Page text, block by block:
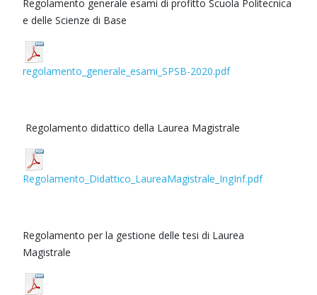
Regolamento generale esami di profitto Scuola Politecnica
e delle Scienze di Base
regolamento_generale_esami_SPSB-2020.pdf
Regolamento didattico della Laurea Magistrale
Regolamento_Didattico_LaureaMagistrale_IngInf.pdf
Regolamento per la gestione delle tesi di Laurea
Magistrale